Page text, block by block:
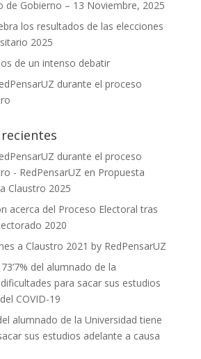
de Gobierno – 13 Noviembre, 2025
los resultados de las elecciones
2025
de un intenso debatir
durante el proceso
durante el proceso
- RedPensarUZ en Propuesta
Claustro 2025
acerca del Proceso Electoral tras
2020
a Claustro 2021 by RedPensarUZ
73’7% del alumnado de la
para sacar sus estudios
COVID-19
alumnado de la Universidad tiene
sus estudios adelante a causa